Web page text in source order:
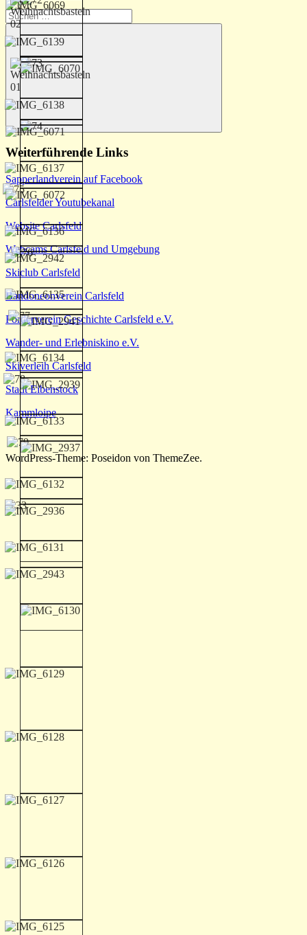
Suchen
nach:
Suchen
Weiterführende Links
Sapperlandverein auf Facebook
Carlsfelder Youtubekanal
Website Carlsfeld
Webcams Carlsfeld und Umgebung
Skiclub Carlsfeld
Bandoneonverein Carlsfeld
Förderverein Geschichte Carlsfeld e.V.
Wander- und Erlebniskino e.V.
Skiverleih Carlsfeld
Stadt Eibenstock
Kammloipe
WordPress-Theme: Poseidon von ThemeZee.